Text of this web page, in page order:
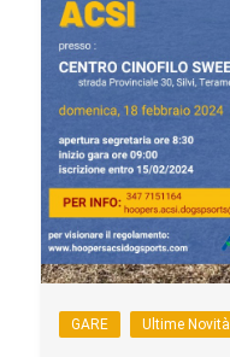
GARE Ultime Novità